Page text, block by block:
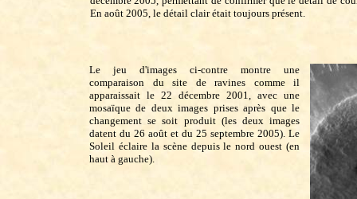
En août 2005, le détail clair était toujours présent.
Le jeu d'images ci-contre montre une
comparaison du site de ravines comme il
apparaissait le 22 décembre 2001, avec une
mosaïque de deux images prises après que le
changement se soit produit (les deux images
datent du 26 août et du 25 septembre 2005). Le
Soleil éclaire la scène depuis le nord ouest (en
haut à gauche).